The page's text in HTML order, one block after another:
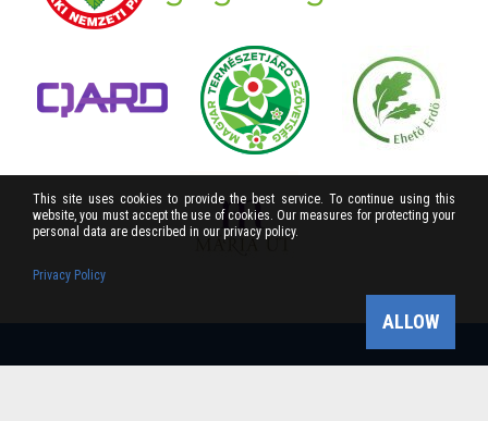
This site uses cookies to provide the best service. To continue using this
website, you must accept the use of cookies. Our measures for protecting your
personal data are described in our privacy policy.
Privacy Policy
ALLOW